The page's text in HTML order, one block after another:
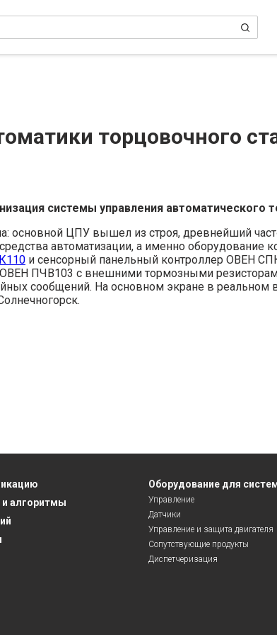
торцовочного
системы управления автоматического
основной ЦПУ вышел из строя, древнейший
автоматизации, а именно оборудование
и сенсорный панельный контроллер ОВЕН
ОВЕН ПЧВ103 с внешними тормозными
сообщений. На основном экране в реальном
алгоритмы
Оборудование для
Управление
Датчики
Управление и защита двигателя
Сопутствующие продукты
Диспетчеризация